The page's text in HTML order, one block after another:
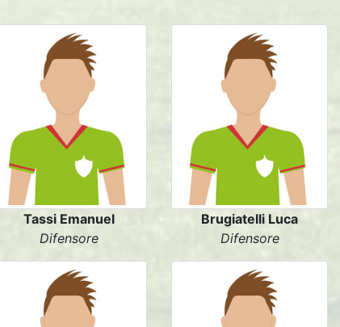
Tassi Emanuel
Difensore
Brugiatelli Luca
Difensore